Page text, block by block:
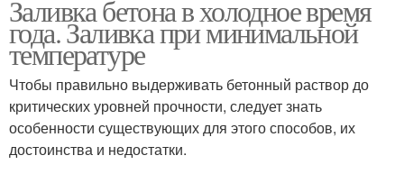
Заливка бетона в холодное время
года. Заливка при минимальной
температуре
Чтобы правильно выдерживать бетонный раствор до
критических уровней прочности, следует знать
особенности существующих для этого способов, их
достоинства и недостатки.